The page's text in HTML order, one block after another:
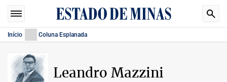
Início Coluna Esplanada
Leandro Mazzini